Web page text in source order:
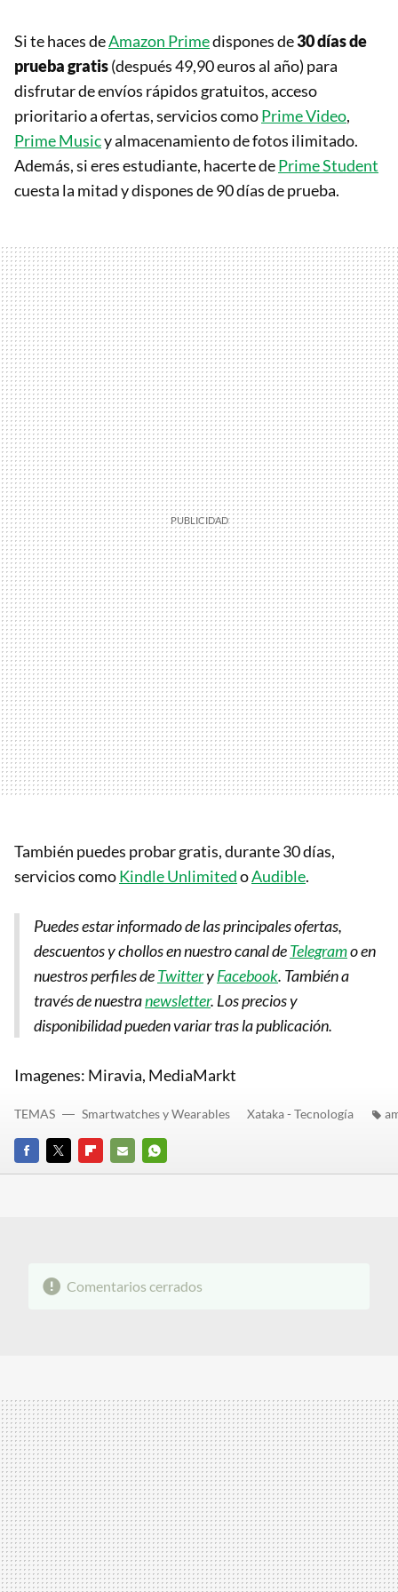
Si te haces deAmazon Primedispones de30 días de
prueba gratis(después 49,90 euros al año) para
disfrutar de envíos rápidos gratuitos, acceso
prioritario a ofertas, servicios comoPrime Video,
Prime Musicy almacenamiento de fotos ilimitado.
Además, si eres estudiante, hacerte dePrime Student
cuesta la mitad y dispones de 90 días de prueba.
También puedes probar gratis, durante 30 días,
servicios comoKindle UnlimitedoAudible.
Puedes estar informado de las principales ofertas,
descuentos y chollos en nuestro canal deTelegramo en
nuestros perfiles deTwitteryFacebook. También a
través de nuestranewsletter. Los precios y
disponibilidad pueden variar tras la publicación.
Imagenes: Miravia, MediaMarkt
FACEBOOK
TWITTERFLIPBOARD
E-
WHATSAPP
TEMAS Smartwatches y Wearables Xataka - Tecnología
Comentarios cerrados